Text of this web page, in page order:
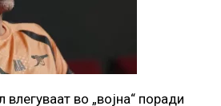
во „војна“ поради